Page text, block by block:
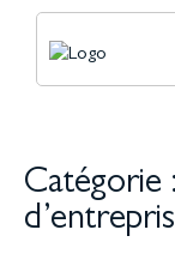
Catégorie